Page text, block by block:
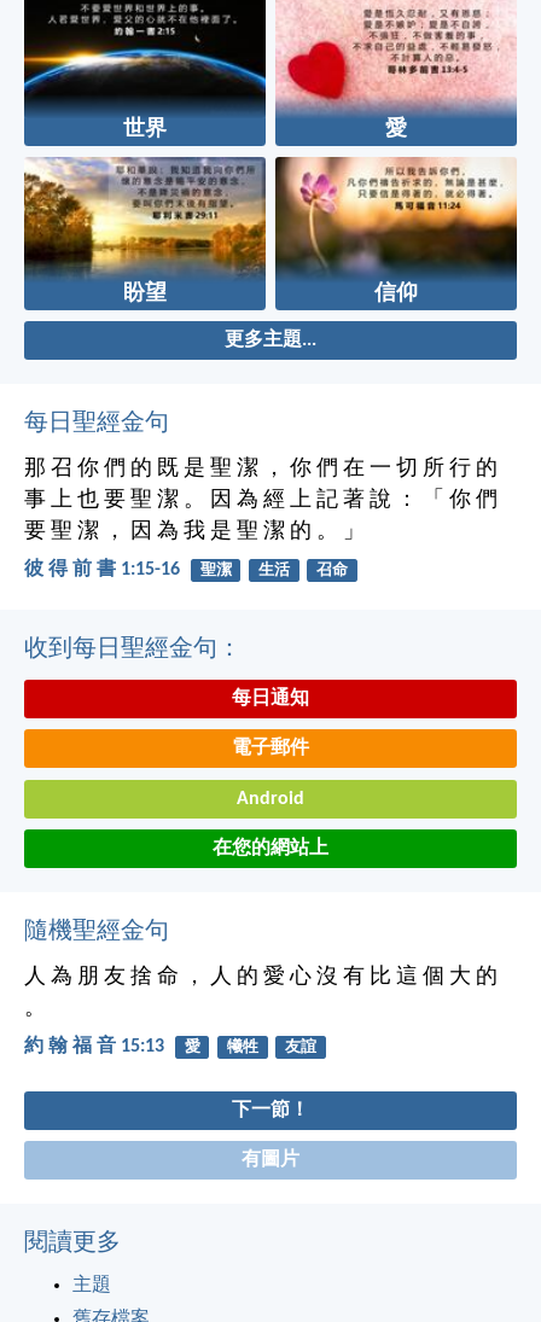
世界 愛
盼望 信仰
更多主題...
每日聖經金句
那 召 你 們 的 既 是 聖 潔 ， 你 們 在 一 切 所 行 的
事 上 也 要 聖 潔 。 因 為 經 上 記 著 說 ： 「 你 們
要 聖 潔 ， 因 為 我 是 聖 潔 的 。 」
彼 得 前 書 1:15-16 聖潔 生活 召命
收到每日聖經金句：
每日通知
電子郵件
Android
在您的網站上
隨機聖經金句
人 為 朋 友 捨 命 ， 人 的 愛 心 沒 有 比 這 個 大 的
。
約 翰 福 音 15:13 愛 犧牲 友誼
下一節！
有圖片
閱讀更多
主題